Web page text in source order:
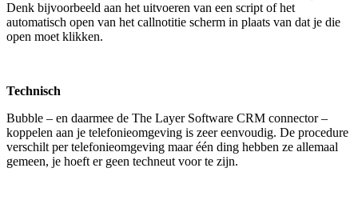
Denk bijvoorbeeld aan het uitvoeren van een script of het
automatisch open van het callnotitie scherm in plaats van dat je die
open moet klikken.
Technisch
Bubble – en daarmee de The Layer Software CRM connector –
koppelen aan je telefonieomgeving is zeer eenvoudig. De procedure
verschilt per telefonieomgeving maar één ding hebben ze allemaal
gemeen, je hoeft er geen techneut voor te zijn.